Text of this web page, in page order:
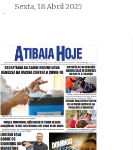
Sexta, 18 Abril 2025